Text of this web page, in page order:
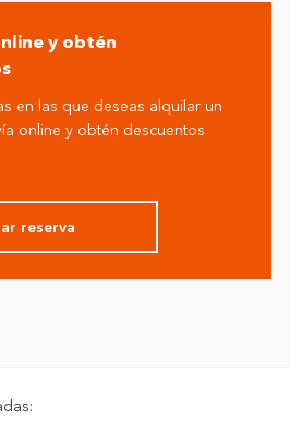
y obtén
en las que deseas alquilar un
online y obtén descuentos
reserva